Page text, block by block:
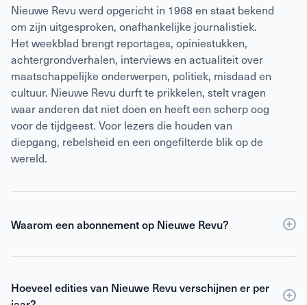
Nieuwe Revu werd opgericht in 1968 en staat bekend
om zijn uitgesproken, onafhankelijke journalistiek.
Het weekblad brengt reportages, opiniestukken,
achtergrondverhalen, interviews en actualiteit over
maatschappelijke onderwerpen, politiek, misdaad en
cultuur. Nieuwe Revu durft te prikkelen, stelt vragen
waar anderen dat niet doen en heeft een scherp oog
voor de tijdgeest. Voor lezers die houden van
diepgang, rebelsheid en een ongefilterde blik op de
wereld.
Waarom een abonnement op Nieuwe Revu?
Eenabonnementop Nieuwe Revu is voordeliger dan
scherpe journalistiek en digitale edities. Je ontvangt
Hoeveel edities van Nieuwe Revu verschijnen er per